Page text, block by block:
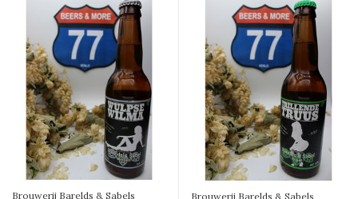
Brouwerij Barelds & Sabels Brouwerij Barelds & Sabels